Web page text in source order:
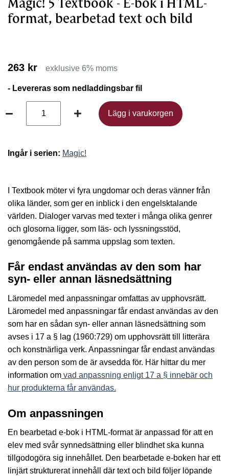
format, bearbetad text och bild
263 kr exklusive 6% moms
- Levereras som nedladdingsbar fil
Lägg i varukorgen
Lägg i varukorgen
Ingår i serien: Magic!
I Textbook möter vi fyra ungdomar och deras vänner från
olika länder, som ger en inblick i den engelsktalande
världen. Dialoger varvas med texter i många olika genrer
och glosorna ligger, som läs- och lyssningsstöd,
genomgående på samma uppslag som texten.
Får endast användas av den som har
syn- eller annan läsnedsättning
Läromedel med anpassningar omfattas av upphovsrätt.
Läromedel med anpassningar får endast användas av den
som har en sådan syn- eller annan läsnedsättning som
avses i 17 a § lag (1960:729) om upphovsrätt till litterära
och konstnärliga verk. Anpassningar får endast användas
av den person som de är avsedda för. Här hittar du mer
information om vad anpassning enligt 17 a § innebär och
hur produkterna får användas.
Om anpassningen
En bearbetad e-bok i HTML-format är anpassad för att en
elev med svår synnedsättning eller blindhet ska kunna
tillgodogöra sig innehållet. Den bearbetade e-boken har ett
linjärt strukturerat innehåll där text och bild följer löpande